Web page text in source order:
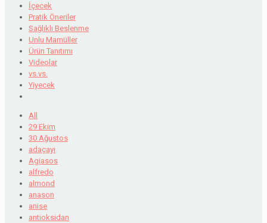
İçecek
Pratik Öneriler
Sağlıklı Beslenme
Unlu Mamüller
Ürün Tanıtımı
Videolar
vs.vs.
Yiyecek
All
29 Ekim
30 Ağustos
adaçayı
Agiasos
alfredo
almond
anason
anise
antioksidan